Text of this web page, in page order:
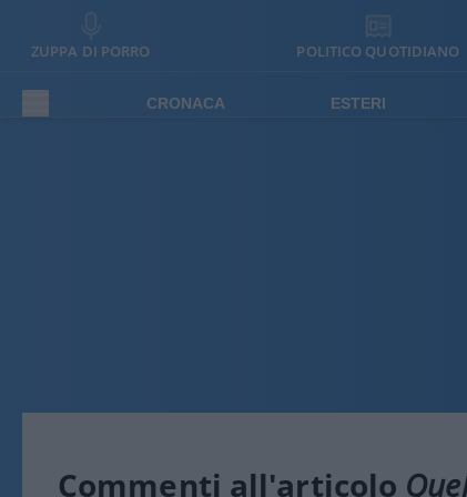
ZUPPA DI PORRO POLITICO QUOTIDIANO
CRONACA ESTERI
Commenti all'articolo